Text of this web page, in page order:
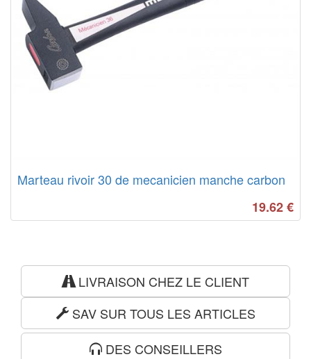
Marteau rivoir 30 de mecanicien manche carbon
19.62€
LIVRAISON CHEZ LE CLIENT
SAV SUR TOUS LES ARTICLES
DES CONSEILLERS